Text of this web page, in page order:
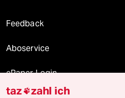
Feedback
Aboservice
ePaper Login
taz zahl ich